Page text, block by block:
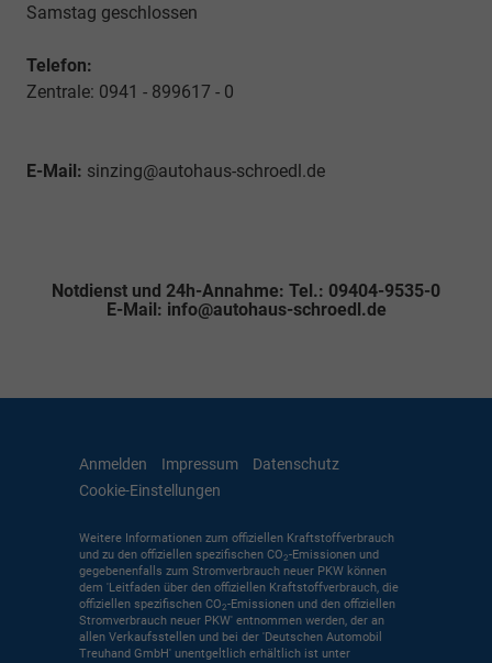
Samstag geschlossen
Telefon:
Zentrale: 0941 - 899617 - 0
E-Mail: sinzing@autohaus-schroedl.de
Notdienst und 24h-Annahme: Tel.: 09404-9535-0
E-Mail: info@autohaus-schroedl.de
Anmelden Impressum
Datenschutz
Cookie-Einstellungen
Weitere Informationen zum offiziellen Kraftstoffverbrauch
und zu den offiziellen spezifischen CO2-Emissionen und
gegebenenfalls zum Stromverbrauch neuer PKW können
dem 'Leitfaden über den offiziellen Kraftstoffverbrauch, die
offiziellen spezifischen CO2-Emissionen und den offiziellen
Stromverbrauch neuer PKW' entnommen werden, der an
allen Verkaufsstellen und bei der 'Deutschen Automobil
Treuhand GmbH' unentgeltlich erhältlich ist unter